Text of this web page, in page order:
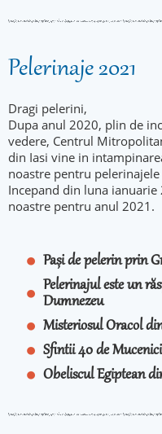
Pelerinaje 2021
Dragi pelerini,
Dupa anul 2020, plin de
vedere, Centrul
din Iasi vine in
noastre pentru
Incepand din luna
noastre pentru anul 2021.
Pași de pelerin prin
Pelerinajul este un
Dumnezeu
Misteriosul Oracol
Sfintii 40 de
Obeliscul Egiptean